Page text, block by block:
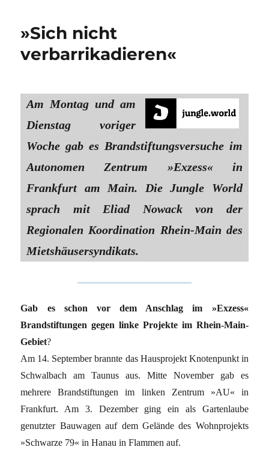
»Sich nicht
verbarrikadieren«
Am Montag und am
Dienstag voriger
Woche gab es Brandstiftungsversuche im
Autonomen Zentrum »Exzess« in
Frankfurt am Main. Die Jungle World
sprach mit Eliad Nowack von der
Regionalen Koordination Rhein-Main des
Mietshäusersyndikats.
Gab es schon vor dem Anschlag im »Exzess«
Brandstiftungen gegen linke Projekte im Rhein-Main-
Gebiet?
Am 14. September brannte das Hausprojekt Knotenpunkt in
Schwalbach am Taunus aus. Mitte November gab es
mehrere Brandstiftungen im linken Zentrum »AU« in
Frankfurt. Am 3. Dezember ging ein als Gartenlaube
genutzter Bauwagen auf dem Gelände des Wohnprojekts
»Schwarze 79« in Hanau in Flammen auf.